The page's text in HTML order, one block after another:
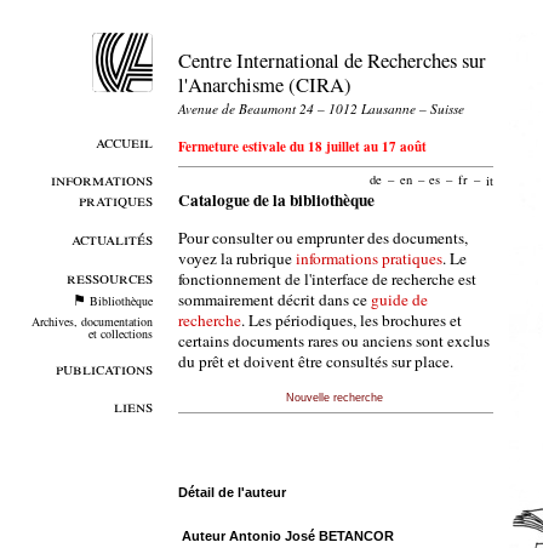
accueil
informations
pratiques
actualités
ressources
Bibliothèque
Archives, documentation
et collections
publications
liens
Centre International de Recherches sur
l'Anarchisme (CIRA)
Avenue de Beaumont 24 – 1012 Lausanne – Suisse
Fermeture estivale du 18 juillet au 17 août
de – en – es – fr – it
Catalogue de la bibliothèque
Pour consulter ou emprunter des documents,
voyez la rubriqueinformations pratiques. Le
fonctionnement de l'interface de recherche est
sommairement décrit dans ce guide de
recherche. Les périodiques, les brochures et
certains documents rares ou anciens sont exclus
du prêt et doivent être consultés sur place.
Nouvelle recherche
Détail de l'auteur
Auteur Antonio José BETANCOR